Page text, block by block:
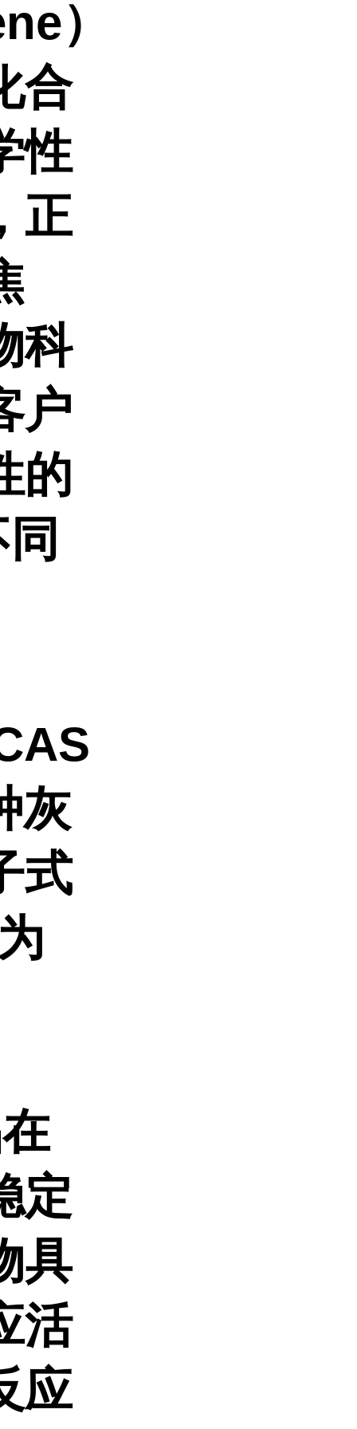
）
合
性
正
科
户
的
灰
式
定
具
活
应